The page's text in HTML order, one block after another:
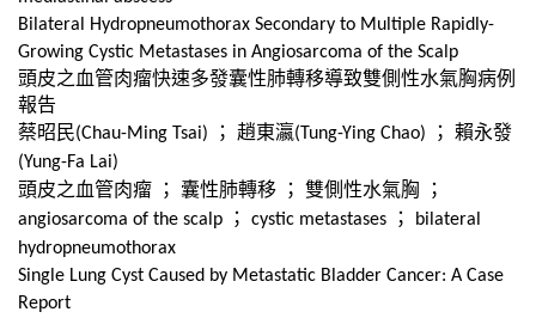
Bilateral Hydropneumothorax Secondary to Multiple Rapidly-
Growing Cystic Metastases in Angiosarcoma of the Scalp
頭皮之血管肉瘤快速多發囊性肺轉移導致雙側性水氣胸病例
報告
蔡昭民(Chau-Ming Tsai) ； 趙東瀛(Tung-Ying Chao) ； 賴永發
(Yung-Fa Lai)
頭皮之血管肉瘤 ； 囊性肺轉移 ； 雙側性水氣胸 ；
angiosarcoma of the scalp ； cystic metastases ；
bilateral
hydropneumothorax
Single Lung Cyst Caused by Metastatic Bladder Cancer: A Case
Report